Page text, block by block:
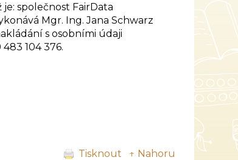
společnost FairData
Mgr. Ing. Jana Schwarz
s osobními údaji
104 376.
Tisknout ↑ Nahoru